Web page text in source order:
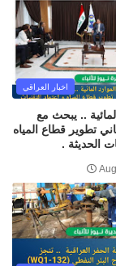
اخبار العراقي
.. يبحث مع
تطوير قطاع المياه
الحديثة .